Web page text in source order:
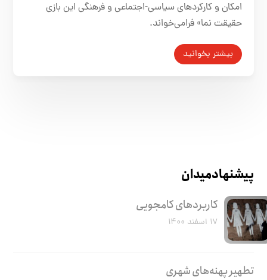
امکان و کارکردهای سیاسی-اجتماعی و فرهنگی این بازی
حقیقت نما» فرامی‌خواند.
بیشتر بخوانید
پیشنهاد میدان
کاربرد‌های کامجویی
۱۷ اسفند ۱۴۰۰
تطهیر پهنه‌های شهری